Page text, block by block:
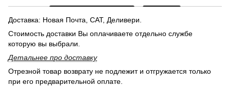
Доставка: Новая Почта, САТ, Деливери.
Стоимость доставки Вы оплачиваете отдельно службе
которую вы выбрали.
Детальнее про доставку
Отрезной товар возврату не подлежит и отгружается только
при его предварительной оплате.